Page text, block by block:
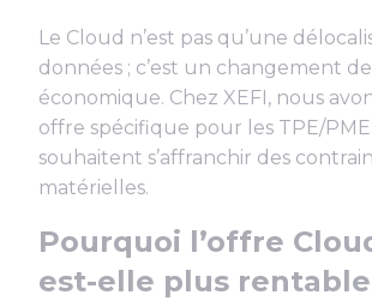
Le Cloud n’est pas qu’une
données ; c’est un changement
économique. Chez XEFI, nous
offre spécifique pour les TPE/
souhaitent s’affranchir des
matérielles.
Pourquoi l’offre
est-elle plus rentable